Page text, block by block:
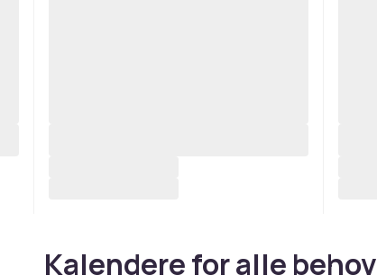
Kalendere for alle behov